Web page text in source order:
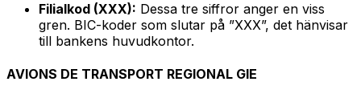
Filialkod (XXX): Dessa tre siffror anger en viss
gren. BIC-koder som slutar på ”XXX”, det hänvisar
till bankens huvudkontor.
AVIONS DE TRANSPORT REGIONAL GIE